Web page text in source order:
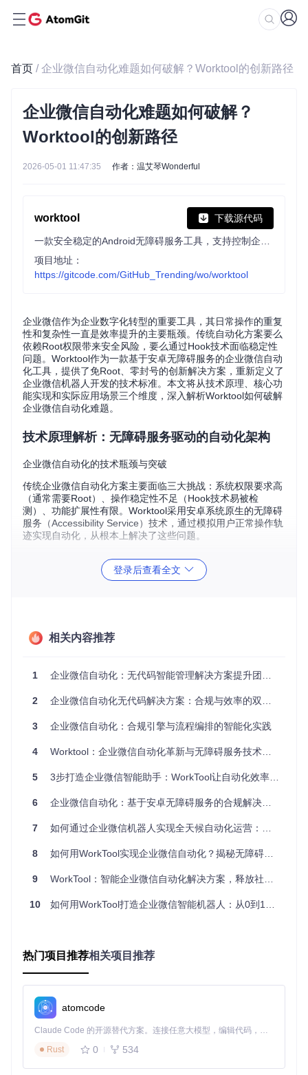
首页 / 企业微信自动化难题如何破解？Worktool的创新路径
企业微信自动化难题如何破解？
Worktool的创新路径
2026-05-01 11:47:35 作者：温艾琴Wonderful
worktool 下载源代码
项目地址：
https://gitcode.com/GitHub_Trending/wo/worktool
企业微信作为企业数字化转型的重要工具，其日常操作的重复
性和复杂性一直是效率提升的主要瓶颈。传统自动化方案要么
依赖Root权限带来安全风险，要么通过Hook技术面临稳定性
问题。Worktool作为一款基于安卓无障碍服务的企业微信自动
化工具，提供了免Root、零封号的创新解决方案，重新定义了
企业微信机器人开发的技术标准。本文将从技术原理、核心功
能实现和实际应用场景三个维度，深入解析Worktool如何破解
企业微信自动化难题。
技术原理解析：无障碍服务驱动的自动化架构
企业微信自动化的技术瓶颈与突破
传统企业微信自动化方案主要面临三大挑战：系统权限要求高
（通常需要Root）、操作稳定性不足（Hook技术易被检
测）、功能扩展性有限。Worktool采用安卓系统原生的无障碍
服务（Accessibility Service）技术，通过模拟用户正常操作轨
迹实现自动化，从根本上解决了这些问题。
无障碍服务是安卓系统为帮助残障人士使用设备而设计的辅助
功能，它能够监听并响应界面元素的变化，模拟用户的点击、
输入等操作。Worktool通过注册特定的无障碍事件监听器，实
Worktool服务交互流程
界面元素识别模块解析当前界面控件树
事件注入器模拟用户输入完成自动化操作
灵活的基础。
核心功能实现：从基础操作到智能交互
3步完成无障碍服务配置
使用Worktool实现企业微信自动化的第一步是正确配置无障碍
授予必要权限在应用首次启动时，按照引导授予"悬浮窗
权限"、"屏幕录制权限"和"后台运行权限"
企业微信适配设置
检测和界面元素校准，确保操作识别准确性
完成以上步骤后，系统即可开始正常工作。相比传统方案需要
修改系统配置或安装Xposed框架，这一过程大大降低了使用
登录后查看全文
相关内容推荐
1 企业微信自动化：无代码智能管理解决方案提升团队效率
2 企业微信自动化无代码解决方案：合规与效率的双重突破
3 企业微信自动化：合规引擎与流程编排的智能化实践
4 Worktool：企业微信自动化革新与无障碍服务技术突破
5 3步打造企业微信智能助手：WorkTool让自动化效率提升70%
6 企业微信自动化：基于安卓无障碍服务的合规解决方案
7 如何通过企业微信机器人实现全天候自动化运营：技术原理与商业价值分析
8 如何用WorkTool实现企业微信自动化？揭秘无障碍技术的全天候智能协作效果
9 WorkTool：智能企业微信自动化解决方案，释放社交协作生产力
10 如何用WorkTool打造企业微信智能机器人：从0到1的自动化解决方案
热门项目推荐相关项目推荐
atomcode
Claude Code 的开源替代方案。连接任意大模型，编辑代码，运行命令，自动验证 — 全自动执行。用 Rust 构建，极致性能。 ｜ An open-source alternative to Claude Code. Connect any LLM, edit code, run commands, and verify changes — autonomously. Built in Rust for speed. Get Started
Rust
0 534